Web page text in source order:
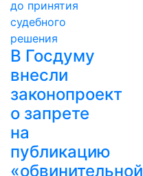
В Госдуму
внесли
законопроект
о запрете
на
публикацию
«обвинительной